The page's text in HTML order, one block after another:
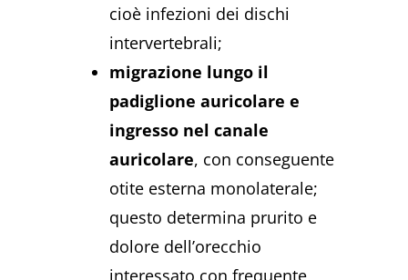
cioè infezioni dei dischi
intervertebrali;
migrazione lungo il
padiglione auricolare e
ingresso nel canale
auricolare, con conseguente
otite esterna monolaterale;
questo determina prurito e
dolore dell’orecchio